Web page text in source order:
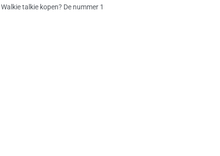
Walkie talkie kopen? De nummer 1